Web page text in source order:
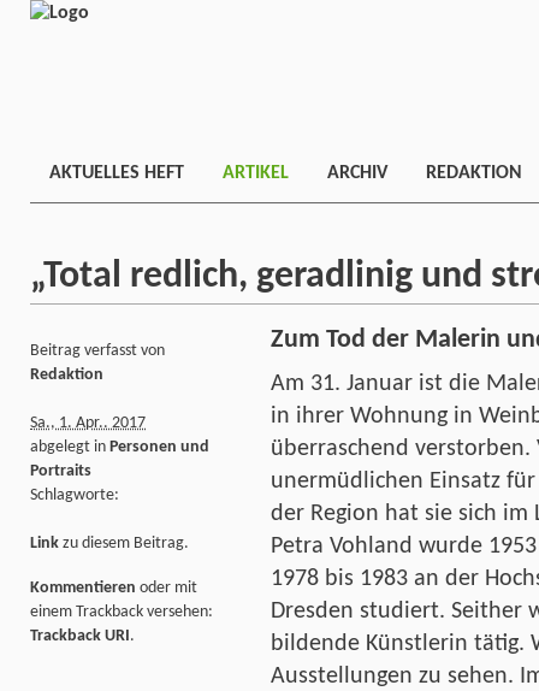
AKTUELLES HEFT ARTIKEL ARCHIV REDAKTION
„Total redlich, geradlinig und
Zum Tod der Malerin
Am 31. Januar ist die
in ihrer Wohnung in
überraschend
unermüdlichen Einsatz
der Region hat sie sich im
Petra Vohland wurde
1978 bis 1983 an der
Dresden studiert. Seither
bildende Künstlerin tätig.
Ausstellungen zu sehen.
Beitrag verfasst von
Redaktion
Sa., 1. Apr.. 2017
abgelegt in Personen und
Portraits
Schlagworte:
Link zu diesem Beitrag.
Kommentieren oder mit
einem Trackback versehen:
Trackback URI.